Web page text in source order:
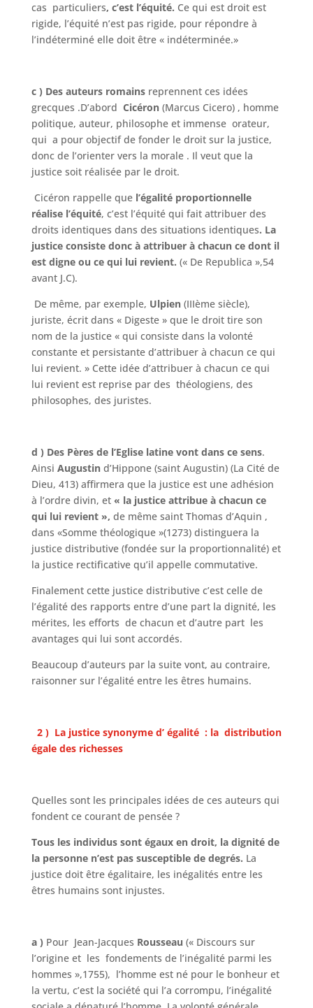
cas particuliers, c’est l’équité. Ce qui est droit est
rigide, l’équité n’est pas rigide, pour répondre à
l’indéterminé elle doit être « indéterminée.»
c ) Des auteurs romainsreprennent ces idées
grecques .D’abord Cicéron (Marcus Cicero) , homme
politique, auteur, philosophe et immense orateur,
qui a pour objectif de fonder le droit sur la justice,
donc de l’orienter vers la morale . Il veut que la
justice soit réalisée par le droit.
Cicéron rappelle que l’égalité proportionnelle
réalise l’équité, c’est l’équité qui fait attribuer des
droits identiques dans des situations identiques. La
justice consiste donc à attribuer à chacun ce dont il
est digne ou ce qui lui revient. (« De Republica »,54
avant J.C).
De même, par exemple, Ulpien (IIIème siècle),
juriste, écrit dans « Digeste » que le droit tire son
nom de la justice « qui consiste dans la volonté
constante et persistante d’attribuer à chacun ce qui
lui revient. » Cette idée d’attribuer à chacun ce qui
lui revient est reprise par des théologiens, des
philosophes, des juristes.
d ) Des Pères de l’Eglise latine vont dans ce sens.
Ainsi Augustind’Hippone (saint Augustin) (La Cité de
Dieu, 413) affirmera que la justice est une adhésion
à l’ordre divin, et « la justice attribue à chacun ce
qui lui revient », de même saint Thomas d’Aquin ,
dans «Somme théologique »(1273) distinguera la
justice distributive (fondée sur la proportionnalité) et
la justice rectificative qu’il appelle commutative.
Finalement cette justice distributive c’est celle de
l’égalité des rapports entre d’une part la dignité, les
mérites, les efforts de chacun et d’autre part les
avantages qui lui sont accordés.
Beaucoup d’auteurs par la suite vont, au contraire,
raisonner sur l’égalité entre les êtres humains.
2 ) La justice synonyme d’ égalité : la distribution
égale des richesses
Quelles sont les principales idées de ces auteurs qui
fondent ce courant de pensée ?
Tous les individus sont égaux en droit, la dignité de
la personne n’est pas susceptible de degrés. La
justice doit être égalitaire, les inégalités entre les
êtres humains sont injustes.
a ) Pour Jean-Jacques Rousseau (« Discours sur
l’origine et les fondements de l’inégalité parmi les
hommes »,1755), l’homme est né pour le bonheur et
la vertu, c’est la société qui l’a corrompu, l’inégalité